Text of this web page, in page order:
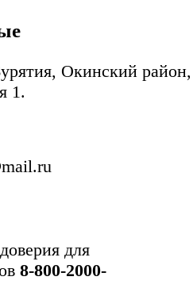
Окинский
1.
для
8-800-2000-